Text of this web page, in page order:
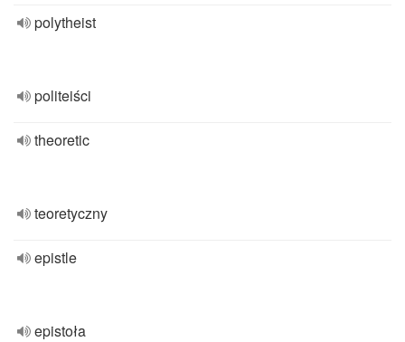
polytheist
politeiści
theoretic
teoretyczny
epistle
epistoła